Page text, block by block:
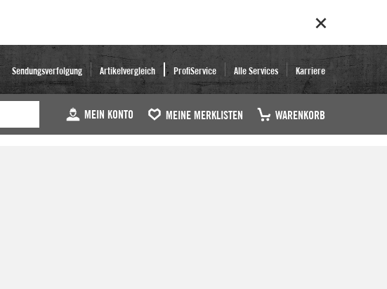
Sendungsverfolgung Artikelvergleich ProfiService Alle Services Karriere
MEIN KONTO MEINE MERKLISTEN WARENKORB